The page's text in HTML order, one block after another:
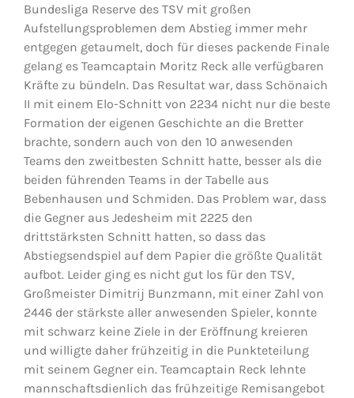
Bundesliga Reserve des TSV mit großen
Aufstellungsproblemen dem Abstieg immer mehr
entgegen getaumelt, doch für dieses packende Finale
gelang es Teamcaptain Moritz Reck alle verfügbaren
Kräfte zu bündeln. Das Resultat war, dass Schönaich
II mit einem Elo-Schnitt von 2234 nicht nur die beste
Formation der eigenen Geschichte an die Bretter
brachte, sondern auch von den 10 anwesenden
Teams den zweitbesten Schnitt hatte, besser als die
beiden führenden Teams in der Tabelle aus
Bebenhausen und Schmiden. Das Problem war, dass
die Gegner aus Jedesheim mit 2225 den
drittstärksten Schnitt hatten, so dass das
Abstiegsendspiel auf dem Papier die größte Qualität
aufbot. Leider ging es nicht gut los für den TSV,
Großmeister Dimitrij Bunzmann, mit einer Zahl von
2446 der stärkste aller anwesenden Spieler, konnte
mit schwarz keine Ziele in der Eröffnung kreieren
und willigte daher frühzeitig in die Punkteteilung
mit seinem Gegner ein. Teamcaptain Reck lehnte
mannschaftsdienlich das frühzeitige Remisangebot